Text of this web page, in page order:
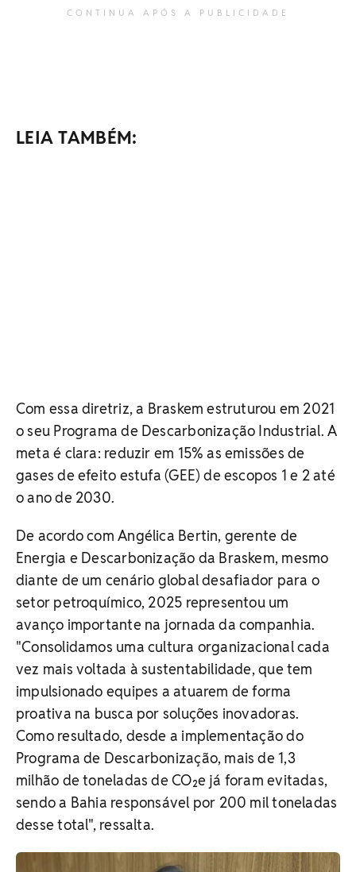
CONTINUA APÓS A PUBLICIDADE
LEIA TAMBÉM:
Com essa diretriz, a Braskem estruturou em 2021
o seu Programa de Descarbonização Industrial. A
meta é clara: reduzir em 15% as emissões de
gases de efeito estufa (GEE) de escopos 1 e 2 até
o ano de 2030.
De acordo com Angélica Bertin, gerente de
Energia e Descarbonização da Braskem, mesmo
diante de um cenário global desafiador para o
setor petroquímico, 2025 representou um
avanço importante na jornada da companhia.
"Consolidamos uma cultura organizacional cada
vez mais voltada à sustentabilidade, que tem
impulsionado equipes a atuarem de forma
proativa na busca por soluções inovadoras.
Como resultado, desde a implementação do
Programa de Descarbonização, mais de 1,3
milhão de toneladas de CO₂e já foram evitadas,
sendo a Bahia responsável por 200 mil toneladas
desse total", ressalta.